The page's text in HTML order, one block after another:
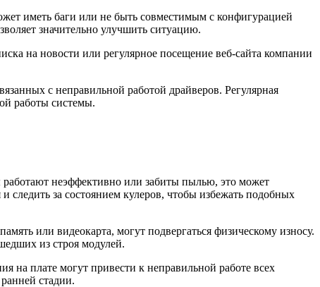
иметь баги или не быть совместимым с конфигурацией
значительно улучшить ситуацию.
на новости или регулярное посещение веб-сайта компании
с неправильной работой драйверов. Регулярная
работы системы.
неэффективно или забиты пылью, это может
следить за состоянием кулеров, чтобы избежать подобных
или видеокарта, могут подвергаться физическому износу.
из строя модулей.
на плате могут привести к неправильной работе всех
стадии.